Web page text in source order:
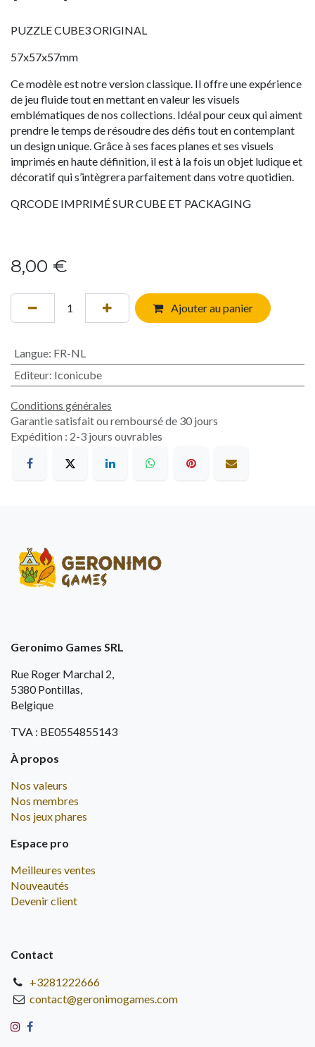
PUZZLE CUBE3 ORIGINAL
57x57x57mm
Ce modèle est notre version classique. Il offre une expérience
de jeu fluide tout en mettant en valeur les visuels
emblématiques de nos collections. Idéal pour ceux qui aiment
prendre le temps de résoudre des défis tout en contemplant
un design unique. Grâce à ses faces planes et ses visuels
imprimés en haute définition, il est à la fois un objet ludique et
décoratif qui s’intègrera parfaitement dans votre quotidien.
QRCODE IMPRIMÉ SUR CUBE ET PACKAGING
8,00 €
Ajouter au panier
Langue: FR-NL
Editeur: Iconicube
Conditions générales
Garantie satisfait ou remboursé de 30 jours
Expédition : 2-3 jours ouvrables
Geronimo Games SRL
Rue Roger Marchal 2,
5380 Pontillas,
Belgique
TVA : BE0554855143
À propos
Nos valeurs
Nos membres
Nos jeux phares
Espace pro
Meilleures ventes
Nouveautés
Devenir client
Contact
+3281222666
contact@geronimogames.com